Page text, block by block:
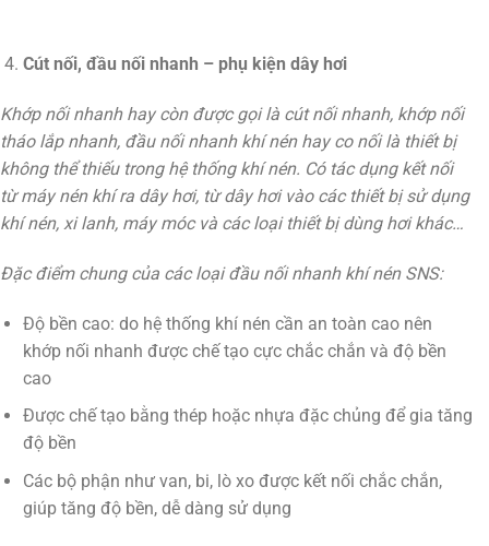
Cút nối, đầu nối nhanh – phụ kiện dây hơi
Khớp nối nhanh hay còn được gọi là cút nối nhanh, khớp nối
tháo lắp nhanh, đầu nối nhanh khí nén hay co nối là thiết bị
không thể thiếu trong hệ thống khí nén. Có tác dụng kết nối
từ máy nén khí ra dây hơi, từ dây hơi vào các thiết bị sử dụng
khí nén, xi lanh, máy móc và các loại thiết bị dùng hơi khác…
Đặc điểm chung của các loại đầu nối nhanh khí nén SNS:
Độ bền cao: do hệ thống khí nén cần an toàn cao nên
khớp nối nhanh được chế tạo cực chắc chắn và độ bền
cao
Được chế tạo bằng thép hoặc nhựa đặc chủng để gia tăng
độ bền
Các bộ phận như van, bi, lò xo được kết nối chắc chắn,
giúp tăng độ bền, dễ dàng sử dụng